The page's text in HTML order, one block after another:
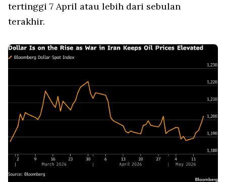
tertinggi 7 April atau lebih dari sebulan
terakhir.